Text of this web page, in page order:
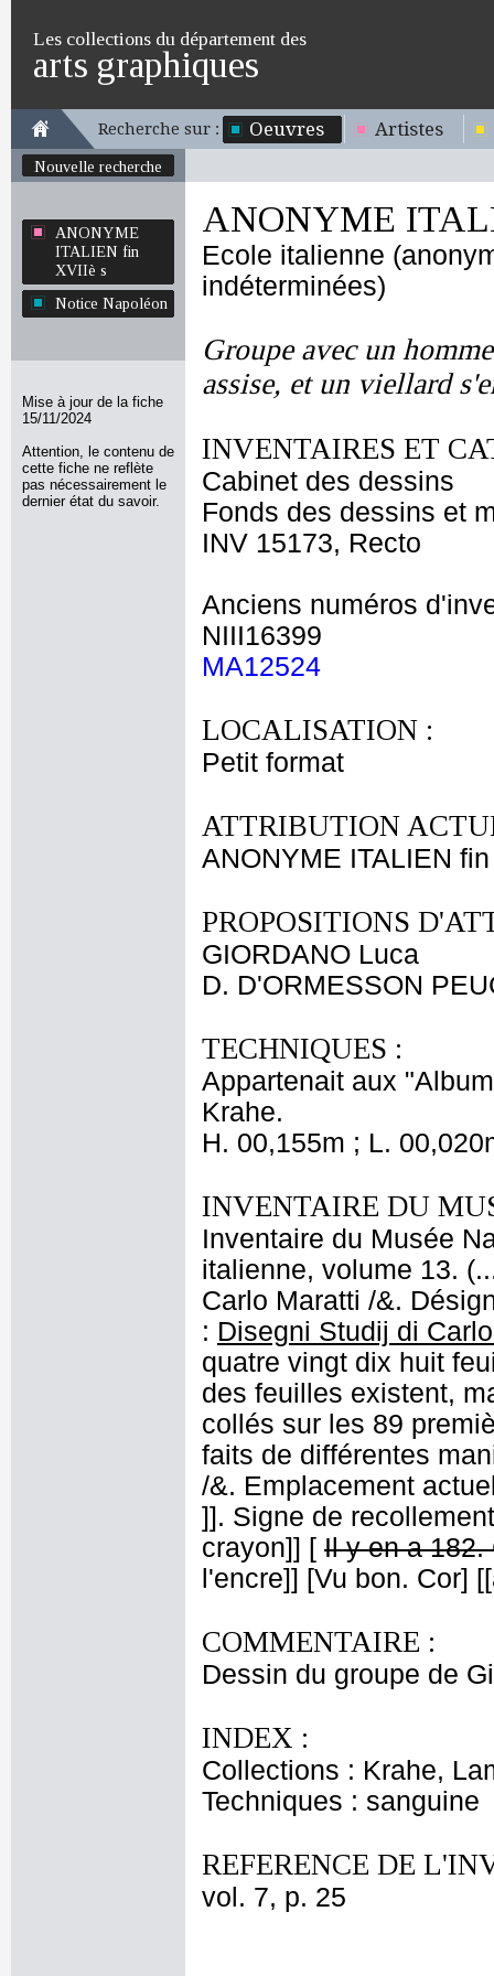
Les collections du département des
arts graphiques
Recherche sur : Oeuvres Artistes
Nouvelle recherche
ANONYME
ITALIEN fin
XVIIè s
Notice Napoléon
Mise à jour de la fiche
15/11/2024
Attention, le contenu de
cette fiche ne reflète
pas nécessairement le
dernier état du savoir.
ANONYME
Ecole italienne
indéterminées)
Groupe avec un
assise, et un viellard
INVENTAIRES ET
Cabinet des dessins
Fonds des dessins et
INV 15173, Recto
Anciens numéros
NIII16399
MA12524
LOCALISATION :
Petit format
ATTRIBUTION
ANONYME ITALIEN
PROPOSITIONS
GIORDANO Luca
D. D'ORMESSON
TECHNIQUES :
Appartenait aux
Krahe.
H. 00,155m ; L.
INVENTAIRE DU
Inventaire du Musée
italienne, volume 13.
Carlo Maratti /&.
: Disegni Studij di
quatre vingt dix huit
des feuilles existent,
collés sur les 89
faits de différentes
/&. Emplacement
]]. Signe de
crayon]] [ Il y en a 182.
l'encre]] [Vu bon. Cor]
COMMENTAIRE :
Dessin du groupe de
INDEX :
Collections : Krahe,
Techniques : sanguine
REFERENCE DE
vol. 7, p. 25